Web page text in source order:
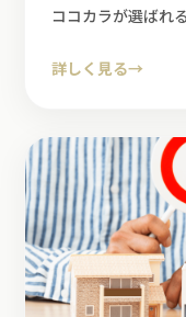
ココカラが選ばれ
詳しく見る→